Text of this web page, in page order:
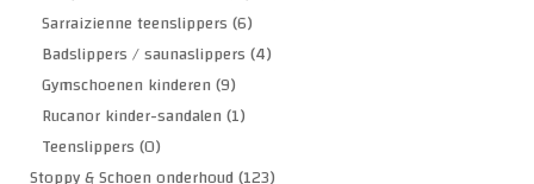
Sarraizienne teenslippers(6)
Badslippers / saunaslippers(4)
Gymschoenen kinderen(9)
Rucanor kinder-sandalen(1)
Teenslippers(0)